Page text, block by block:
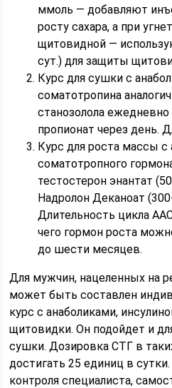
ммоль — добавляют
росту сахара, а при
щитовидной —
сут.) для защиты
Курс для сушки с
соматотропина
станозолола
пропионат через день.
Курс для роста массы
соматотропного
тестостерон энантат
Надролон Деканоат
Длительность цикла
чего гормон роста
до шести месяцев.
Для мужчин, нацеленных на
может быть составлен
курс с анаболиками,
щитовидки. Он подойдет и
сушки. Дозировка СТГ в
достигать 25 единиц в
контроля специалиста,